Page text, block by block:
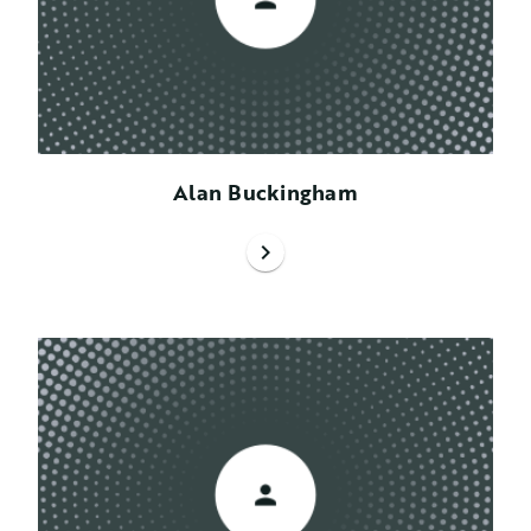
Alan Buckingham
chevron_right